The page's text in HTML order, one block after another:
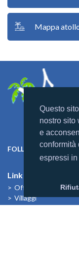
Questo
nostro sito
e
conformità
espressi
Mappa
FOLLOW US ON:
Link Utili
Offerte
Villaggi